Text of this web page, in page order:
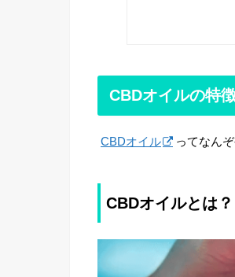
CBDオイルの特
CBDオイル ってなん
CBDオイルとは？